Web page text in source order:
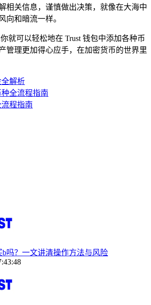
相关信息，谨慎做出决策，就像在大海中
向和暗流一样。
就可以轻松地在 Trust 钱包中添加各种币
管理更加得心应手，在加密货币的世界里
全解析
全流程指南
程指南
b吗？一文讲清操作方法与风险